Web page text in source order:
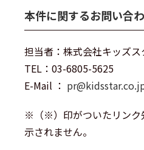
本件に関するお問い合
担当者：株式会社キッズス
TEL：03-6805-5625
E-Mail ：
※（※）印がついたリンク
示されません。